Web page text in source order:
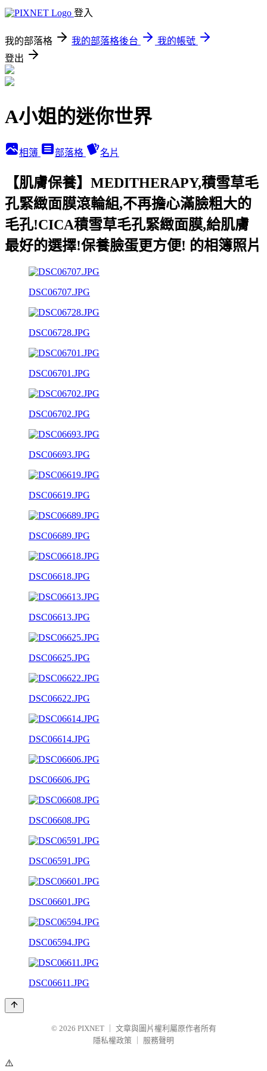
登入
我的部落格 我的部落格後台
我的帳號
登出
A小姐的迷你世界
相簿 部落格 名片
【肌膚保養】MEDITHERAPY,積雪草毛
孔緊緻面膜滾輪組,不再擔心滿臉粗大的
毛孔!CICA積雪草毛孔緊緻面膜,給肌膚
最好的選擇!保養臉蛋更方便! 的相簿照片
DSC06707.JPG
DSC06728.JPG
DSC06701.JPG
DSC06702.JPG
DSC06693.JPG
DSC06619.JPG
DSC06689.JPG
DSC06618.JPG
DSC06613.JPG
DSC06625.JPG
DSC06622.JPG
DSC06614.JPG
DSC06606.JPG
DSC06608.JPG
DSC06591.JPG
DSC06601.JPG
DSC06594.JPG
DSC06611.JPG
© 2026 PIXNET
文章與圖片權利屬原作者所有
隱私權政策
服務聲明
⚠️